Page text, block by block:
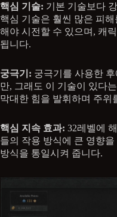
핵심 기술: 기본 기술보다
핵심 기술은 훨씬 많은 피
해야 시전할 수 있으며, 캐
됩니다.
궁극기: 궁극기를 사용한
만, 그래도 이 기술이 있다
막대한 힘을 발휘하며 주위
핵심 지속 효과: 32레벨에
들의 작용 방식에 큰 영향
방식을 통일시켜 줍니다.